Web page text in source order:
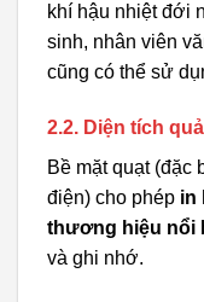
khí hậu nhiệt đới
sinh, nhân viên
cũng có thể sử
2.2. Diện tích
Bề mặt quạt (đặc
điện) cho phép in
thương hiệu nổi
và ghi nhớ.